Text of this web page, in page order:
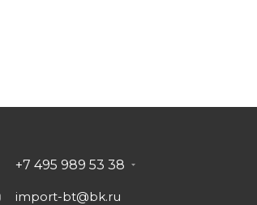
+7 495 989 53 38
import-bt@bk.ru